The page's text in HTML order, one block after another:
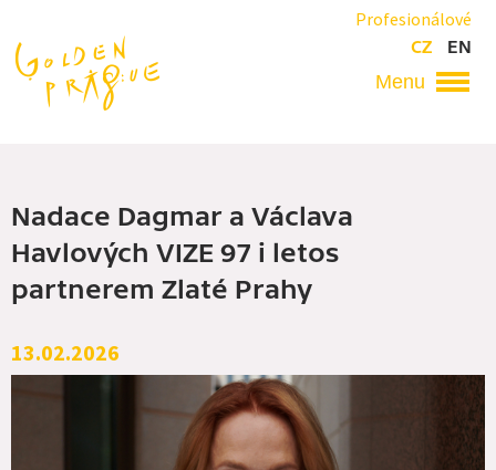
hlavnímu
obsahu
Profesionálové
CZ
EN
Nadace Dagmar a Václava
Havlových VIZE 97 i letos
partnerem Zlaté Prahy
13.02.2026